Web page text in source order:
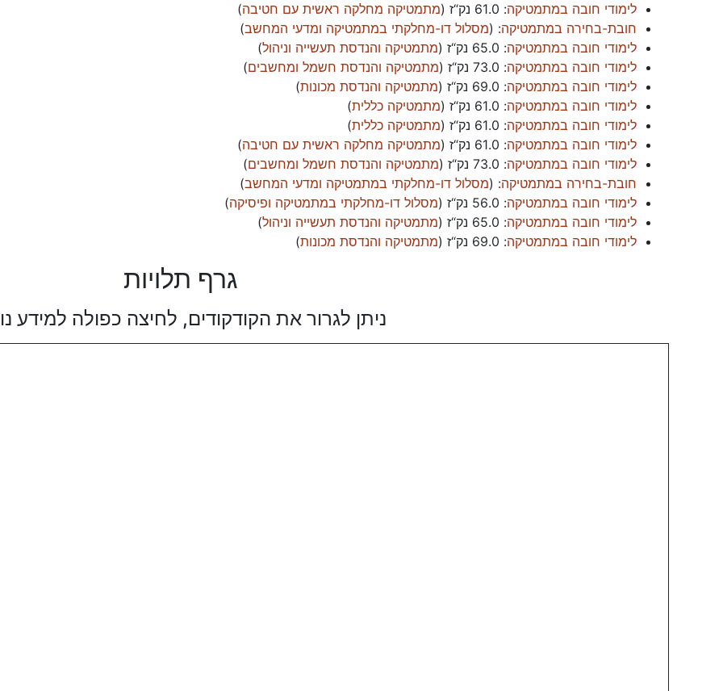
לימודי חובה במתמטיקה: 61.0 נק“ז (מתמטיקה מחלקה ראשית עם חטיבה)
חובת-בחירה במתמטיקה: (מסלול דו-מחלקתי במתמטיקה ומדעי המחשב)
לימודי חובה במתמטיקה: 65.0 נק“ז (מתמטיקה והנדסת תעשייה וניהול)
לימודי חובה במתמטיקה: 73.0 נק“ז (מתמטיקה והנדסת חשמל ומחשבים)
לימודי חובה במתמטיקה: 69.0 נק“ז (מתמטיקה והנדסת מכונות)
לימודי חובה במתמטיקה: 61.0 נק“ז (מתמטיקה כללית)
לימודי חובה במתמטיקה: 61.0 נק“ז (מתמטיקה כללית)
לימודי חובה במתמטיקה: 61.0 נק“ז (מתמטיקה מחלקה ראשית עם חטיבה)
לימודי חובה במתמטיקה: 73.0 נק“ז (מתמטיקה והנדסת חשמל ומחשבים)
חובת-בחירה במתמטיקה: (מסלול דו-מחלקתי במתמטיקה ומדעי המחשב)
לימודי חובה במתמטיקה: 56.0 נק“ז (מסלול דו-מחלקתי במתמטיקה ופיסיקה)
לימודי חובה במתמטיקה: 65.0 נק“ז (מתמטיקה והנדסת תעשייה וניהול)
לימודי חובה במתמטיקה: 69.0 נק“ז (מתמטיקה והנדסת מכונות)
גרף תלויות
ניתן לגרור את הקודקודים, לחיצה כפולה למידע